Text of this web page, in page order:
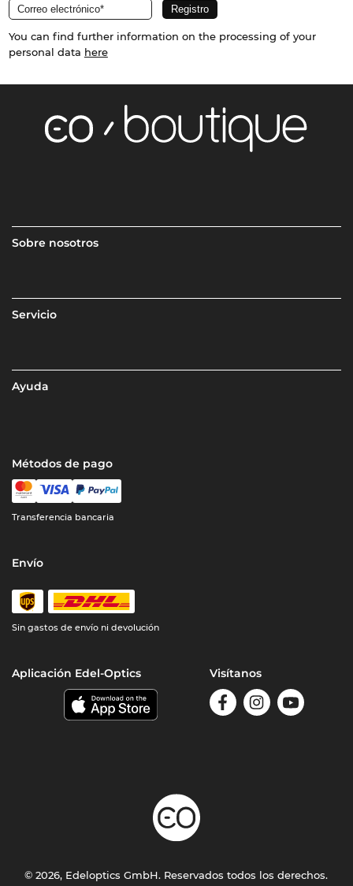
You can find further information on the processing of your
personal data here
Sobre nosotros
Servicio
Ayuda
Métodos de pago
Transferencia bancaria
Envío
Sin gastos de envío ni devolución
Aplicación Edel-Optics Visítanos
© 2026, Edeloptics GmbH. Reservados todos los derechos.